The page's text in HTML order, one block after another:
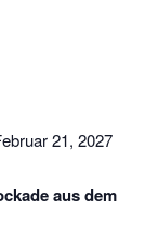
aus dem
21, 2027